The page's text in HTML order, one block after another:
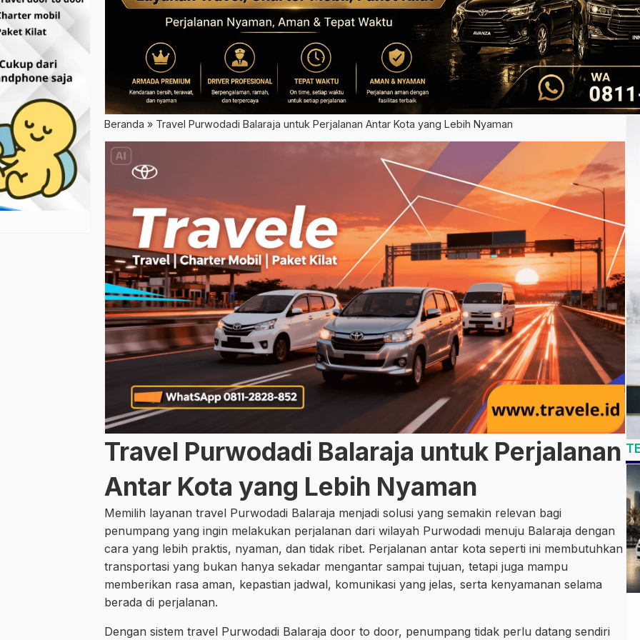
Beranda » Travel Purwodadi Balaraja untuk Perjalanan Antar Kota yang Lebih Nyaman
Travel Purwodadi Balaraja untuk Perjalanan
Antar Kota yang Lebih Nyaman
Memilih layanan travel Purwodadi Balaraja menjadi solusi yang semakin relevan bagi
penumpang yang ingin melakukan perjalanan dari wilayah Purwodadi menuju Balaraja dengan
cara yang lebih praktis, nyaman, dan tidak ribet. Perjalanan antar kota seperti ini membutuhkan
transportasi yang bukan hanya sekadar mengantar sampai tujuan, tetapi juga mampu
memberikan rasa aman, kepastian jadwal, komunikasi yang jelas, serta kenyamanan selama
berada di perjalanan.
Dengan sistem travel Purwodadi Balaraja door to door, penumpang tidak perlu datang sendiri